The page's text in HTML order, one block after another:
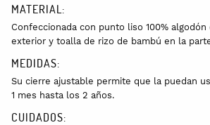
MATERIAL:
Confeccionada con punto liso 100%
exterior y toalla de rizo de bambú en la
MEDIDAS:
Su cierre ajustable permite que la puedan
1 mes hasta los 2 años.
CUIDADOS: